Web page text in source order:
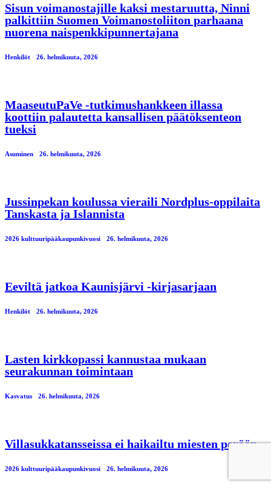
Sisun voimanostajille kaksi mestaruutta, Ninni
palkittiin Suomen Voimanostoliiton parhaana
nuorena naispenkkipunnertajana
Henkilöt 26. helmikuuta, 2026
MaaseutuPaVe -tutkimushankkeen illassa
koottiin palautetta kansallisen päätöksenteon
tueksi
Asuminen 26. helmikuuta, 2026
Jussinpekan koulussa vieraili Nordplus-oppilaita
Tanskasta ja Islannista
2026 kulttuuripääkaupunkivuosi 26. helmikuuta, 2026
Eeviltä jatkoa Kaunisjärvi -kirjasarjaan
Henkilöt 26. helmikuuta, 2026
Lasten kirkkopassi kannustaa mukaan
seurakunnan toimintaan
Kasvatus 26. helmikuuta, 2026
Villasukkatansseissa ei haikailtu miesten perään
2026 kulttuuripääkaupunkivuosi 26. helmikuuta, 2026